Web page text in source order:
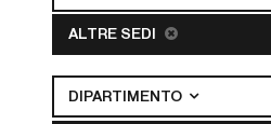
ALTRE SEDI
DIPARTIMENTO